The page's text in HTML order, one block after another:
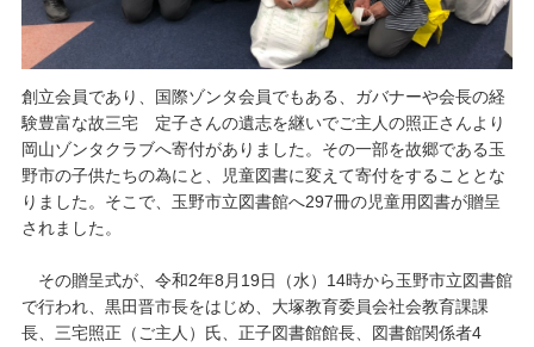
創立会員であり、国際ゾンタ会員でもある、ガバナーや会長の経
験豊富な故三宅 定子さんの遺志を継いでご主人の照正さんより
岡山ゾンタクラブへ寄付がありました。その一部を故郷である玉
野市の子供たちの為にと、児童図書に変えて寄付をすることとな
りました。そこで、玉野市立図書館へ297冊の児童用図書が贈呈
されました。
その贈呈式が、令和2年8月19日（水）14時から玉野市立図書館
で行われ、黒田晋市長をはじめ、大塚教育委員会社会教育課課
長、三宅照正（ご主人）氏、正子図書館館長、図書館関係者4